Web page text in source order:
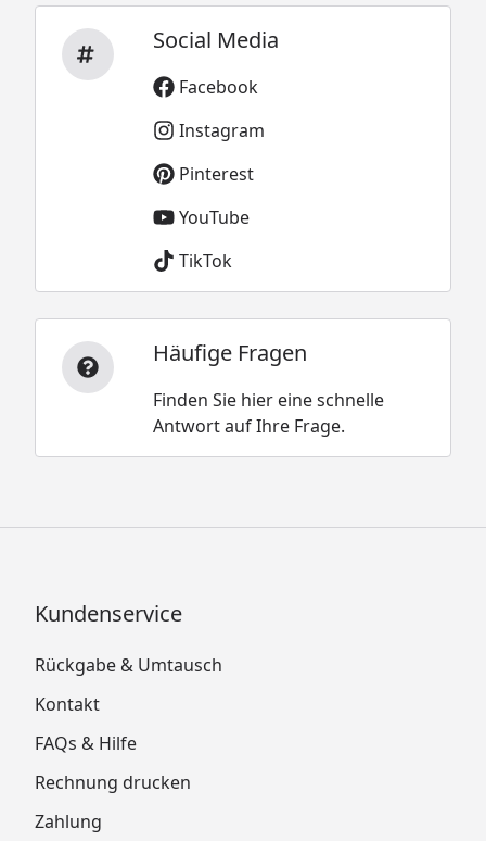
Social Media
Facebook
Instagram
Pinterest
YouTube
TikTok
Häufige Fragen
Finden Sie hier eine schnelle
Antwort auf Ihre Frage.
Kundenservice
Rückgabe & Umtausch
Kontakt
FAQs & Hilfe
Rechnung drucken
Zahlung